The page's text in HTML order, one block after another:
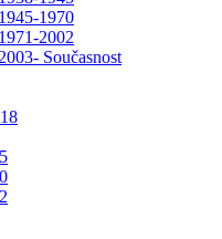
1970
2002
Současnost